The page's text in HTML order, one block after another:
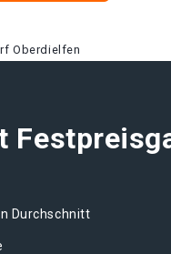
Oberdielfen
Durchschnitt